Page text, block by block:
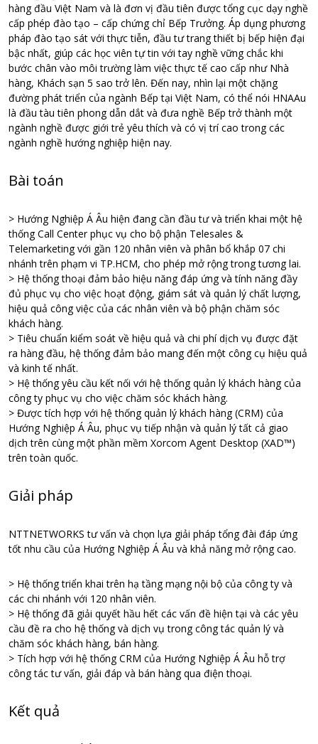
hàng đầu Việt Nam và là đơn vị đầu tiên được tổng cục dạy nghề
cấp phép đào tạo – cấp chứng chỉ Bếp Trưởng. Áp dụng phương
pháp đào tạo sát với thực tiễn, đầu tư trang thiết bị bếp hiện đại
bậc nhất, giúp các học viên tự tin với tay nghề vững chắc khi
bước chân vào môi trường làm việc thực tế cao cấp như Nhà
hàng, Khách sạn 5 sao trở lên. Đến nay, nhìn lại một chặng
đường phát triển của ngành Bếp tại Việt Nam, có thể nói HNAAu
là đầu tàu tiên phong dẫn dắt và đưa nghề Bếp trở thành một
ngành nghề được giới trẻ yêu thích và có vị trí cao trong các
ngành nghề hướng nghiệp hiện nay.
Bài toán
> Hướng Nghiệp Á Âu hiện đang cần đầu tư và triển khai một hệ
thống Call Center phục vụ cho bộ phận Telesales &
Telemarketing với gần 120 nhân viên và phân bổ khắp 07 chi
nhánh trên phạm vi TP.HCM, cho phép mở rộng trong tương lai.
> Hệ thống thoại đảm bảo hiệu năng đáp ứng và tính năng đầy
đủ phục vụ cho việc hoạt động, giám sát và quản lý chất lượng,
hiệu quả công việc của các nhân viên và bộ phận chăm sóc
khách hàng.
> Tiêu chuẩn kiểm soát về hiệu quả và chi phí dịch vụ được đặt
ra hàng đầu, hệ thống đảm bảo mang đến một công cụ hiệu quả
và kinh tế nhất.
> Hệ thống yêu cầu kết nối với hệ thống quản lý khách hàng của
công ty phục vụ cho việc chăm sóc khách hàng.
> Được tích hợp với hệ thống quản lý khách hàng (CRM) của
Hướng Nghiệp Á Âu, phục vụ tiếp nhận và quản lý tất cả giao
dịch trên cùng một phần mềm Xorcom Agent Desktop (XAD™)
trên toàn quốc.
Giải pháp
NTTNETWORKS tư vấn và chọn lựa giải pháp tổng đài đáp ứng
tốt nhu cầu của Hướng Nghiệp Á Âu và khả năng mở rộng cao.
> Hệ thống triển khai trên hạ tầng mạng nội bộ của công ty và
các chi nhánh với 120 nhân viên.
> Hệ thống đã giải quyết hầu hết các vấn đề hiện tại và các yêu
cầu đề ra cho hệ thống và dịch vụ trong công tác quản lý và
chăm sóc khách hàng, bán hàng.
> Tích hợp với hệ thống CRM của Hướng Nghiệp Á Âu hỗ trợ
công tác tư vấn, giải đáp và bán hàng qua điện thoại.
Kết quả